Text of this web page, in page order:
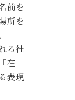
前を
所を
る社
在
表現